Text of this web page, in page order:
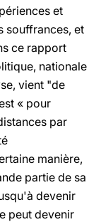
et
souffrances, et
ce rapport
nationale
vient "de
« pour
par
manière,
partie de sa
devenir
peut devenir